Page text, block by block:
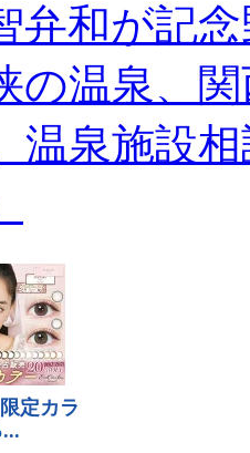
弁和が記
の温泉、
温泉施設